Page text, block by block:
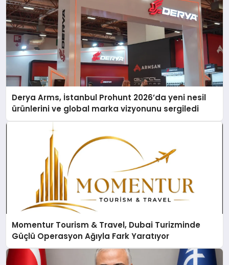
Derya Arms, İstanbul Prohunt 2026’da yeni nesil
ürünlerini ve global marka vizyonunu sergiledi
Momentur Tourism & Travel, Dubai Turizminde
Güçlü Operasyon Ağıyla Fark Yaratıyor